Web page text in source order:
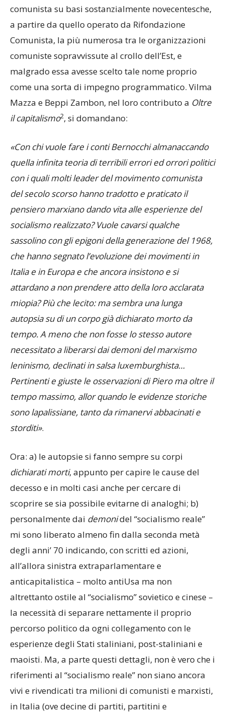
comunista su basi sostanzialmente novecentesche,
a partire da quello operato da Rifondazione
Comunista, la più numerosa tra le organizzazioni
comuniste sopravvissute al crollo dell’Est, e
malgrado essa avesse scelto tale nome proprio
come una sorta di impegno programmatico. Vilma
Mazza e Beppi Zambon, nel loro contributo a Oltre
il capitalismo2, si domandano:
«Con chi vuole fare i conti Bernocchi almanaccando
quella infinita teoria di terribili errori ed orrori politici
con i quali molti leader del movimento comunista
del secolo scorso hanno tradotto e praticato il
pensiero marxiano dando vita alle esperienze del
socialismo realizzato? Vuole cavarsi qualche
sassolino con gli epigoni della generazione del 1968,
che hanno segnato l’evoluzione dei movimenti in
Italia e in Europa e che ancora insistono e si
attardano a non prendere atto della loro acclarata
miopia? Più che lecito: ma sembra una lunga
autopsia su di un corpo già dichiarato morto da
tempo. A meno che non fosse lo stesso autore
necessitato a liberarsi dai demoni del marxismo
leninismo, declinati in salsa luxemburghista…
Pertinenti e giuste le osservazioni di Piero ma oltre il
tempo massimo, allor quando le evidenze storiche
sono lapalissiane, tanto da rimanervi abbacinati e
storditi».
Ora: a) le autopsie si fanno sempre su corpi
dichiarati morti, appunto per capire le cause del
decesso e in molti casi anche per cercare di
scoprire se sia possibile evitarne di analoghi; b)
personalmente dai demonidel “socialismo reale”
mi sono liberato almeno fin dalla seconda metà
degli anni’ 70 indicando, con scritti ed azioni,
all’allora sinistra extraparlamentare e
anticapitalistica – molto antiUsa ma non
altrettanto ostile al “socialismo” sovietico e cinese –
la necessità di separare nettamente il proprio
percorso politico da ogni collegamento con le
esperienze degli Stati staliniani, post-staliniani e
maoisti. Ma, a parte questi dettagli, non è vero che i
riferimenti al “socialismo reale” non siano ancora
vivi e rivendicati tra milioni di comunisti e marxisti,
in Italia (ove decine di partiti, partitini e